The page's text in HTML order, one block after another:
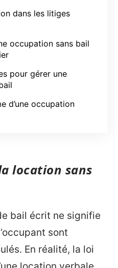
dans les litiges
occupation sans bail
pour gérer une
d’une occupation
location sans
bail écrit ne signifie
sont
En réalité, la loi